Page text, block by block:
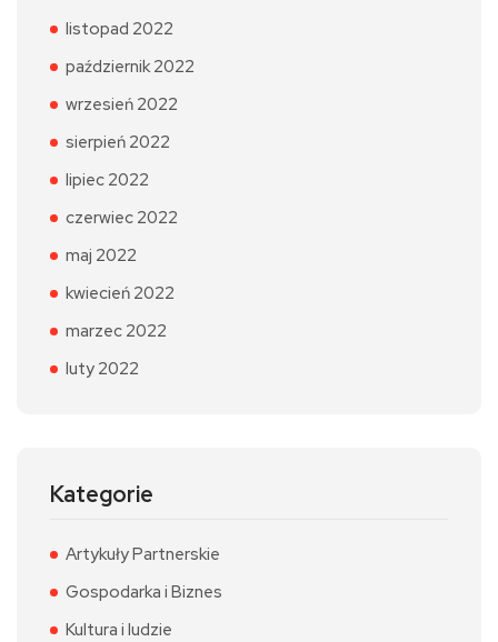
listopad 2022
październik 2022
wrzesień 2022
sierpień 2022
lipiec 2022
czerwiec 2022
maj 2022
kwiecień 2022
marzec 2022
luty 2022
Kategorie
Artykuły Partnerskie
Gospodarka i Biznes
Kultura i ludzie